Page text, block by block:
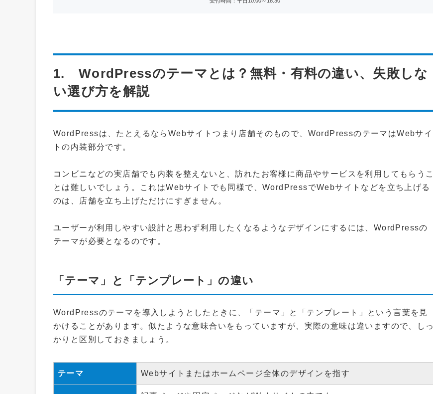
1. WordPressのテーマとは？無料・有料の違い、失敗しな
い選び方を解説
WordPressは、たとえるならWebサイトつまり店舗そのもので、WordPressのテーマはWebサイ
トの内装部分です。
コンビニなどの実店舗でも内装を整えないと、訪れたお客様に商品やサービスを利用してもらうこ
とは難しいでしょう。これはWebサイトでも同様で、WordPressでWebサイトなどを立ち上げる
のは、店舗を立ち上げただけにすぎません。
ユーザーが利用しやすい設計と思わず利用したくなるようなデザインにするには、WordPressの
テーマが必要となるのです。
「テーマ」と「テンプレート」の違い
WordPressのテーマを導入しようとしたときに、「テーマ」と「テンプレート」という言葉を見
かけることがあります。似たような意味合いをもっていますが、実際の意味は違いますので、しっ
かりと区別しておきましょう。
テーマ Webサイトまたはホームページ全体のデザインを指す